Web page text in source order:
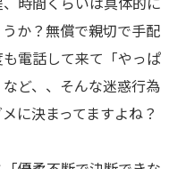
か？無償で親切で手配
電話して来て「やっぱ
ど、、そんな迷惑行為
に決まってますよね？